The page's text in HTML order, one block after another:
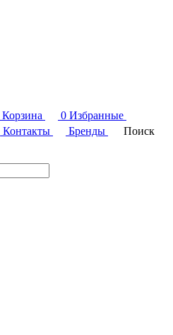
Корзина 0 Избранные
Контакты Бренды
Поиск